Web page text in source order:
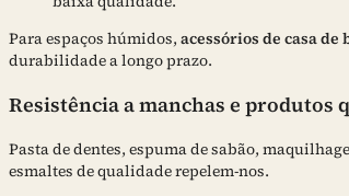
Para espaços húmidos, acessórios de casa de
durabilidade a longo prazo.
Resistência a manchas e produtos
Pasta de dentes, espuma de sabão,
esmaltes de qualidade repelem-nos.